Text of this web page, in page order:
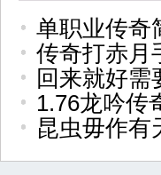
单职业传奇
传奇打赤月
回来就好需
1.76龙吟传
昆虫毋作有